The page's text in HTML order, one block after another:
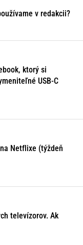
v redakcii?
ktorý si
USB-C
Netflixe (týždeň
televízorov. Ak